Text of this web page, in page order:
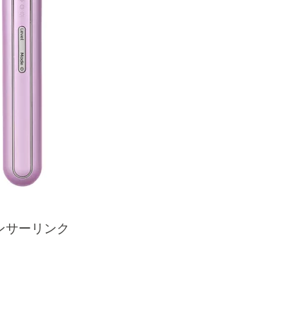
サーリンク